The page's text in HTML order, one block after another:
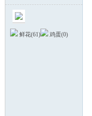
鲜花(61) 鸡蛋(0)